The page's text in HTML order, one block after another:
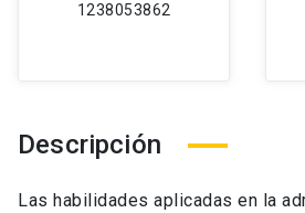
1238053862
Descripción
Las habilidades aplicadas en la